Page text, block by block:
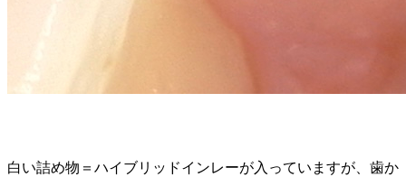
白い詰め物＝ハイブリッドインレーが入っていますが、歯か